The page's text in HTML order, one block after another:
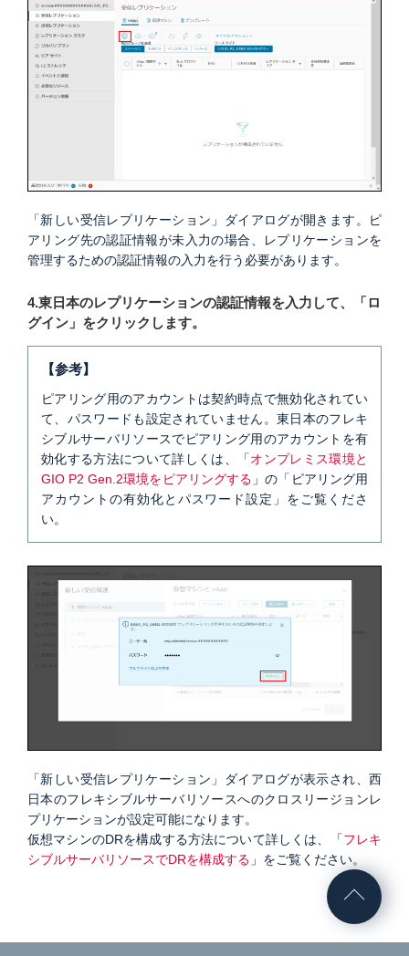
「新しい受信レプリケーション」ダイアログが開きます。ピ
アリング先の認証情報が未入力の場合、レプリケーションを
管理するための認証情報の入力を行う必要があります。
4.東日本のレプリケーションの認証情報を入力して、「ロ
グイン」をクリックします。
【参考】
ピアリング用のアカウントは契約時点で無効化されてい
て、パスワードも設定されていません。東日本のフレキ
シブルサーバリソースでピアリング用のアカウントを有
効化する方法について詳しくは、「オンプレミス環境と
GIO P2 Gen.2環境をピアリングする 」の「ピアリング用
アカウントの有効化とパスワード設定」をご覧くださ
い。
「新しい受信レプリケーション」ダイアログが表示され、西
日本のフレキシブルサーバリソースへのクロスリージョンレ
プリケーションが設定可能になります。
仮想マシンのDRを構成する方法について詳しくは、「フレキ
シブルサーバリソースでDRを構成する 」をご覧ください。